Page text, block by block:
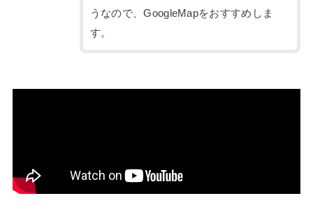
うなので、GoogleMapをおすすめしま
す。